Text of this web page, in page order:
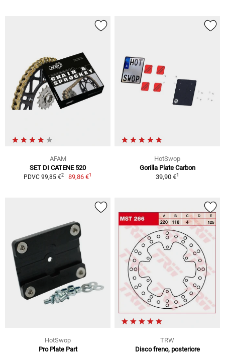
AFAM
SET DI CATENE 520
PDVC 99,85 €2 89,86 €1
HotSwop
Gorilla Plate Carbon
39,90 €1
HotSwop
Pro Plate Part
TRW
Disco freno, posteriore